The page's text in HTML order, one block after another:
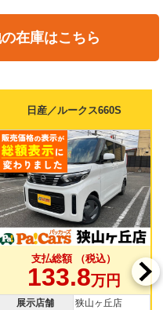
在庫はこちら
日産／ルークス660S
支払総額 （税込）
133.8万円
展示店舗
狭山ヶ丘店